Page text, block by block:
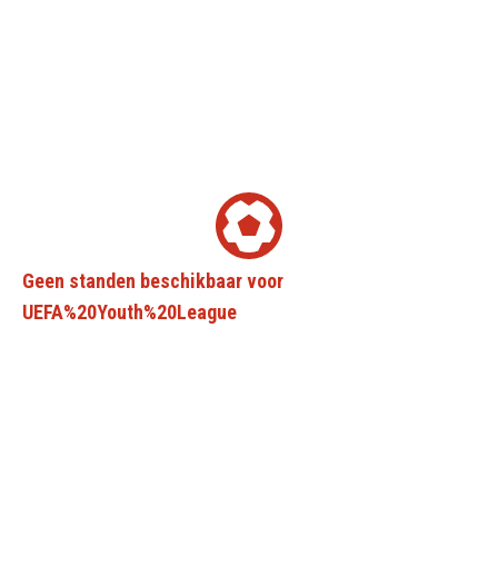
Geen standen beschikbaar voor
UEFA%20Youth%20League